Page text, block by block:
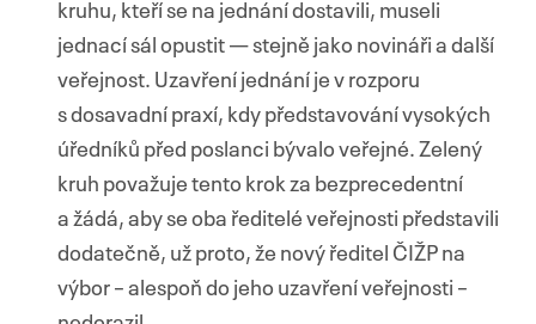
kruhu, kteří se na jednání dostavili, museli
jednací sál opustit — stejně jako novináři a další
veřejnost. Uzavření jednání je v rozporu
s dosavadní praxí, kdy představování vysokých
úředníků před poslanci bývalo veřejné. Zelený
kruh považuje tento krok za bezprecedentní
a žádá, aby se oba ředitelé veřejnosti představili
dodatečně, už proto, že nový ředitel ČIŽP na
výbor – alespoň do jeho uzavření veřejnosti –